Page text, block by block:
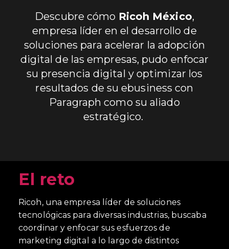
Descubre cómo Ricoh México,
empresa líder en el desarrollo de
soluciones para acelerar la adopción
digital de las empresas, pudo enfocar
su presencia digital y optimizar los
resultados de su ebusiness con
Paragraph como su aliado
estratégico.
El reto
Ricoh, una empresa líder de soluciones
tecnológicas para diversas industrias, buscaba
coordinar y enfocar sus esfuerzos de
marketing digital a lo largo de distintos